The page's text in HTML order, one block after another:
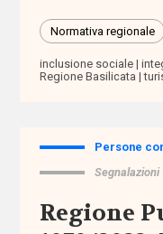
adozione
internazionale
affordability
Normativa regionale
inclusione sociale
Regione Basilicata
Persone
Segnalazioni
Regione